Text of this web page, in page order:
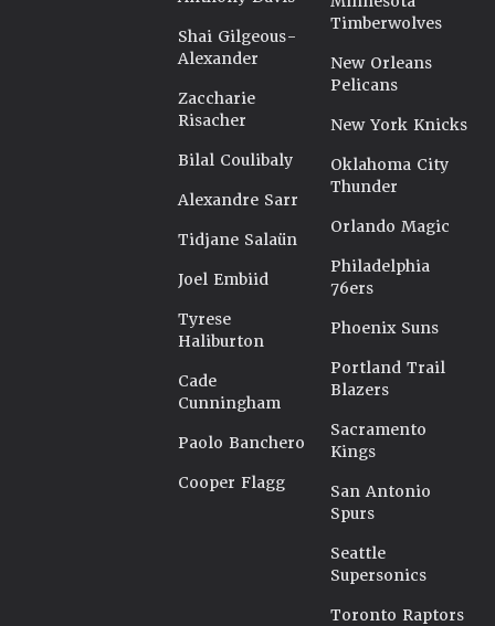
Shai Gilgeous-
Alexander
Zaccharie
Risacher
Bilal Coulibaly
Alexandre Sarr
Tidjane Salaün
Joel Embiid
Tyrese
Haliburton
Cade
Cunningham
Paolo Banchero
Cooper Flagg
Timberwolves
New Orleans
Pelicans
New York Knicks
Oklahoma City
Thunder
Orlando Magic
Philadelphia
76ers
Phoenix Suns
Portland Trail
Blazers
Sacramento
Kings
San Antonio
Spurs
Seattle
Supersonics
Toronto Raptors